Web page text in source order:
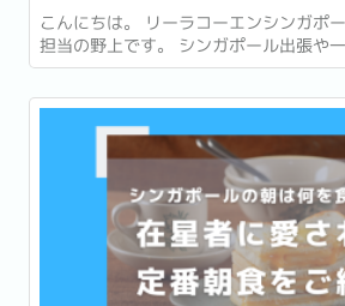
こんにちは。 リーラコーエンシンガ
担当の野上です。 シンガポール出張や
後まで打合せや商談が入っていて、市
がなかった…。」 「一時帰国ギリギリ
てお土産が買えなかった…。」 このよ